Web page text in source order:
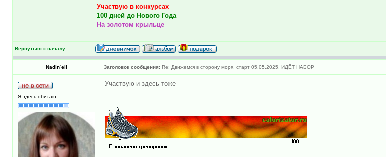
Участвую в конкурсах
100 дней до Нового Года
На золотом крыльце
Вернуться к началу
Nadin`ell Заголовок сообщения: Re: Движемся в сторону моря, старт 05.05.2025, ИДЁТ НАБОР
Я здесь обитаю
Участвую и здесь тоже